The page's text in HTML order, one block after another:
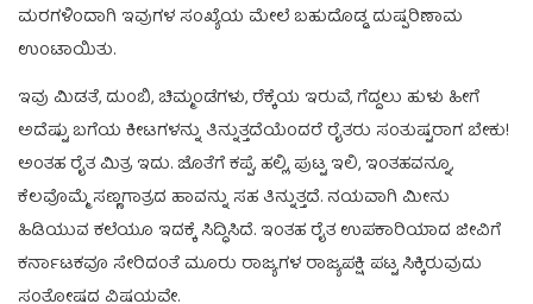
ಮರಗಳಿಂದಾಗಿ ಇವುಗಳ ಸಂಖ್ಯೆಯ ಮೇಲೆ ಬಹುದೊಡ್ಡ ದುಷ್ಪರಿಣಾಮ
ಉಂಟಾಯಿತು.
ಇವು ಮಿಡತೆ, ದುಂಬಿ, ಚಿಮ್ಮಂಡೆಗಳು, ರೆಕ್ಕೆಯ ಇರುವೆ, ಗೆದ್ದಲು ಹುಳು ಹೀಗೆ
ಅದೆಷ್ಟು ಬಗೆಯ ಕೀಟಗಳನ್ನು ತಿನ್ನುತ್ತದೆಯೆಂದರೆ ರೈತರು ಸಂತುಷ್ಟರಾಗ ಬೇಕು!
ಅಂತಹ ರೈತ ಮಿತ್ರ ಇದು. ಜೊತೆಗೆ ಕಪ್ಪೆ, ಹಲ್ಲಿ, ಪುಟ್ಟ ಇಲಿ, ಇಂತಹವನ್ನೂ,
ಕೆಲವೊಮ್ಮೆ ಸಣ್ಣಗಾತ್ರದ ಹಾವನ್ನು ಸಹ ತಿನ್ನುತ್ತದೆ. ನಯವಾಗಿ ಮೀನು
ಹಿಡಿಯುವ ಕಲೆಯೂ ಇದಕ್ಕೆ ಸಿದ್ಧಿಸಿದೆ. ಇಂತಹ ರೈತ ಉಪಕಾರಿಯಾದ ಜೀವಿಗೆ
ಕರ್ನಾಟಕವೂ ಸೇರಿದಂತೆ ಮೂರು ರಾಜ್ಯಗಳ ರಾಜ್ಯಪಕ್ಷಿ ಪಟ್ಟ ಸಿಕ್ಕಿರುವುದು
ಸಂತೋಷದ ವಿಷಯವೇ.